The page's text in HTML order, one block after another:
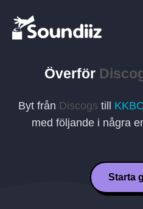
Överför
Byt från Discogs till
med följande i några
Starta